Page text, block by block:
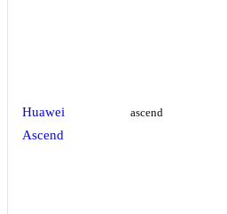
Huawei
Ascend
ascend